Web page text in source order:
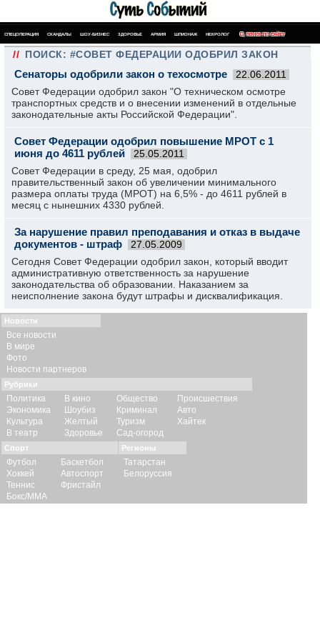
СПЕЦОПЕРАЦИЯ СКАНДАЛЫ ШОУ-БИЗНЕС ЗДОРОВЬЕ АРМИЯ ШПИОНАЖ НЕКРОЛОГ ПОИСК ПО САЙТУ
// ПОИСК: #СОВЕТ ФЕДЕРАЦИИ ОДОБРИЛ ЗАКОН
Сенаторы одобрили закон о техосмотре 22.06.2011
Совет Федерации одобрил закон "О техническом осмотре
транспортных средств и о внесении изменений в отдельные
законодательные акты Российской Федерации".
Совет Федерации одобрил повышение МРОТ с 1
июня до 4611 рублей
25.05.2011
Совет Федерации в среду, 25 мая, одобрил
правительственный закон об увеличении минимального
размера оплаты труда (МРОТ) на 6,5% - до 4611 рублей в
месяц с нынешних 4330 рублей.
За нарушение правил преподавания и отказ в выдаче
документов - штраф
27.05.2009
Сегодня Совет Федерации одобрил закон, который вводит
административную ответственность за нарушение
законодательства об образовании. Наказанием за
неисполнение закона будут штрафы и дисквалификация.
Новости
Все новости
В мире
Фото
Новости партнеров
Рубрики
Политика
Экономика
Культура
В театр
В кино
Шоубиз
Желтый
Здоровье
Общество
Криминал
Туризм
Сад-огород
Происшествия
Авто
Хайтек
Спорт
Футбол
Хоккей
Теннис
Бокс/ММА
Баскетбол
Автоспорт
Фристайл
Регионы
Татарстан
Белоруссия